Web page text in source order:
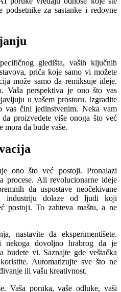
podsetnike za sastanke i redovne
gledišta, vaših ključnih
priča koje samo vi možete
može samo da remiksuje ideje.
Vaša perspektiva je ono što vas
u vašem prostoru. Izgradite
čini jedinstvenim. Neka vam
proizvedete više onoga što već
da bude vaše.
ono što već postoji. Pronalazi
procese. Ali revolucionarne ideje
da uspostave neočekivane
industriju dolaze od ljudi koji
postoji. To zahteva maštu, a ne
nastavite da eksperimentišete.
nekoga dovoljno hrabrog da je
budete vi. Saznajte gde veštačka
Automatizujte sve što ne
ili vašu kreativnost.
Vaša poruka, vaše odluke, vaši